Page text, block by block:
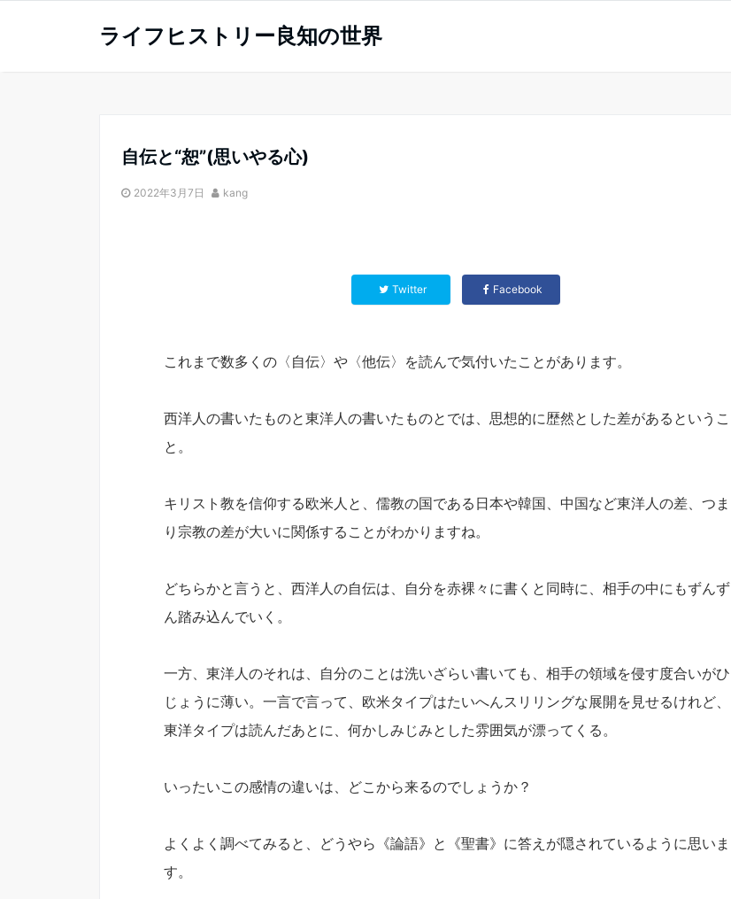
ライフヒストリー良知の世界
自伝と“恕”(思いやる心)
2022年3月7日 kang
Twitter Facebook
これまで数多くの〈自伝〉や〈他伝〉を読んで気付いたことがあります。
西洋人の書いたものと東洋人の書いたものとでは、思想的に歴然とした差があるというこ
と。
キリスト教を信仰する欧米人と、儒教の国である日本や韓国、中国など東洋人の差、つま
り宗教の差が大いに関係することがわかりますね。
どちらかと言うと、西洋人の自伝は、自分を赤裸々に書くと同時に、相手の中にもずんず
ん踏み込んでいく。
一方、東洋人のそれは、自分のことは洗いざらい書いても、相手の領域を侵す度合いがひ
じょうに薄い。一言で言って、欧米タイプはたいへんスリリングな展開を見せるけれど、
東洋タイプは読んだあとに、何かしみじみとした雰囲気が漂ってくる。
いったいこの感情の違いは、どこから来るのでしょうか？
よくよく調べてみると、どうやら《論語》と《聖書》に答えが隠されているように思いま
す。